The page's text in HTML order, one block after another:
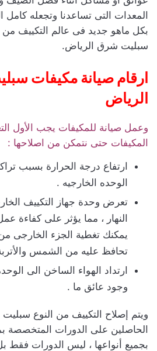
المعدات التى تساعدنا وتجعله كامل
بكل ماهو جديد فى عالم التكييف من
سبليت شرق الرياض.
ارقام صيانة مكيفات
الرياض
وعمل صيانة للمكيفات يجب الأول
المكيفات حتى نتمكن من اصلاحها :
ارتفاع درجة الحرارة بسبب
الوحده الخارجيه .
تعرض وحدة جهاز التكييف
النهار ، مما يؤثر على كفاءة
يمكنك تغطية الجزء الخارجى
تحافظ عليه من الشمس
ارتداد الهواء الساخن الى
وجود عائق ما .
ويتم إصلاح التكييف من النوع سبليت
الحاصلين على الدورات المتخصصة
بجميع أنواعها ، ليس الدورات فقط